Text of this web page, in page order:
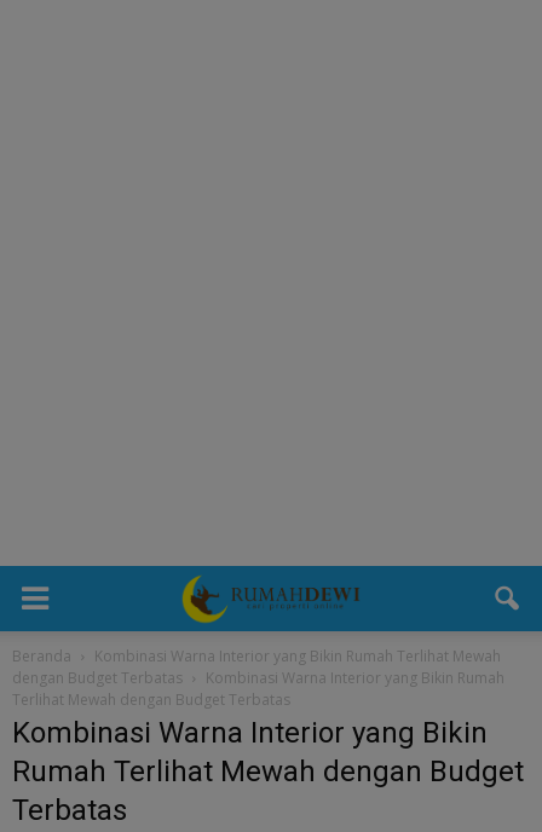
Beranda
Kombinasi Warna Interior yang Bikin Rumah Terlihat Mewah
dengan Budget Terbatas
Kombinasi Warna Interior yang Bikin Rumah
Terlihat Mewah dengan Budget Terbatas
Kombinasi Warna Interior yang Bikin
Rumah Terlihat Mewah dengan Budget
Terbatas